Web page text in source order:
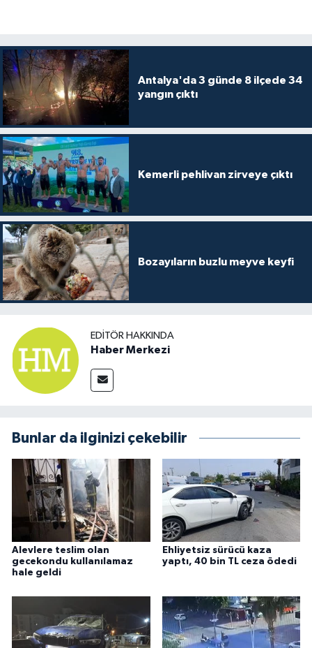
Antalya'da 3 günde 8 ilçede 34
yangın çıktı
Kemerli pehlivan zirveye çıktı
Bozayıların buzlu meyve keyfi
EDITÖR HAKKINDA
Haber Merkezi
Bunlar da ilginizi çekebilir
Alevlere teslim olan
gecekondu kullanılamaz
hale geldi
Ehliyetsiz sürücü kaza
yaptı, 40 bin TL ceza ödedi